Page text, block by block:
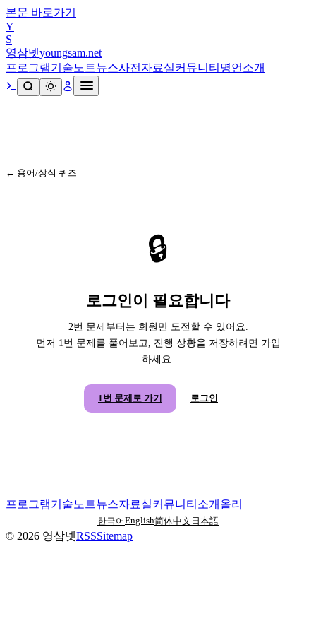
본문 바로가기
Y
S
영삼넷youngsam.net
프로그램기술노트뉴스사전 자료실커뮤니티 명언 소개
← 용어/상식 퀴즈
🔒
로그인이 필요합니다
2번 문제부터는 회원만 도전할 수 있어요.
먼저 1번 문제를 풀어보고, 진행 상황을 저장하려면 가입
하세요.
1번 문제로 가기 로그인
프로그램기술노트뉴스자료실커뮤니티 소개 올리
한국어English简体中文 日本語
© 2026 영삼넷RSSSitemap